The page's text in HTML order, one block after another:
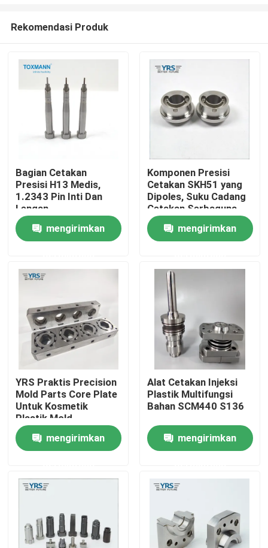
Rumah
Produk
Tentang kami
Tur Pabrik
Kontrol kualitas
Hubungi kami
Berita
Bagian mesin cnc
Rekomendasi Produk
Bagian Cetakan
Presisi H13 Medis,
1.2343 Pin Inti Dan
Lengan
mengirimkan
Komponen Presisi
Cetakan SKH51 yang
Dipoles, Suku Cadang
Cetakan Serbaguna
mengirimkan
YRS Praktis Precision
Mold Parts Core Plate
Untuk Kosmetik
Plastik Mold
mengirimkan
Alat Cetakan Injeksi
Plastik Multifungsi
Bahan SCM440 S136
mengirimkan